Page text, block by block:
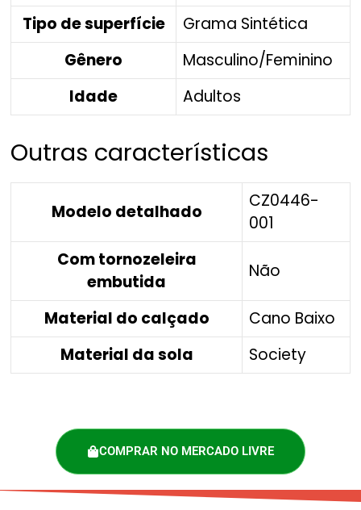
Tipo de superfície
Grama Sintética
Gênero
Masculino/Feminino
Idade
Adultos
Outras características
Modelo detalhado
CZ0446-
001
Com tornozeleira
embutida
Não
Material do calçado
Cano Baixo
Material da sola
Society
COMPRAR NO MERCADO LIVRE